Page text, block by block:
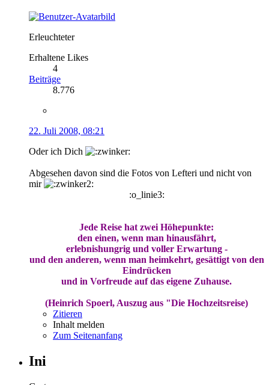
Erleuchteter
Erhaltene Likes
4
Beiträge
8.776
22. Juli 2008, 08:21
Oder ich Dich
Abgesehen davon sind die Fotos von Lefteri und nicht von
mir
:o_linie3:
Jede Reise hat zwei Höhepunkte:
den einen, wenn man hinausfährt,
erlebnishungrig und voller Erwartung -
und den anderen, wenn man heimkehrt, gesättigt von den
Eindrücken
und in Vorfreude auf das eigene Zuhause.
(Heinrich Spoerl, Auszug aus "Die Hochzeitsreise)
Zitieren
Inhalt melden
Zum Seitenanfang
Ini